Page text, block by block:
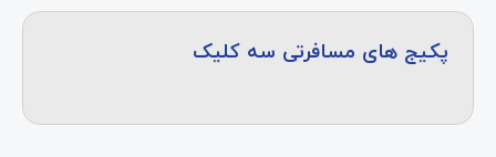
پکیج های مسافرتی سه کلیک